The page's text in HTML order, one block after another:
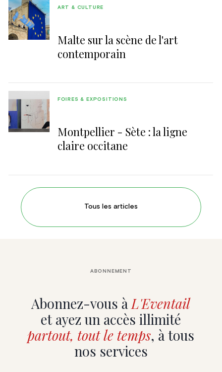
Malte sur la scène de l'art
contemporain
ART & CULTURE
Montpellier - Sète : la ligne
claire occitane
FOIRES & EXPOSITIONS
Tous les articles
Abonnez-vous àL'Eventail
et ayez un accès illimité
partout, tout le temps, à tous
nos services
ABONNEMENT